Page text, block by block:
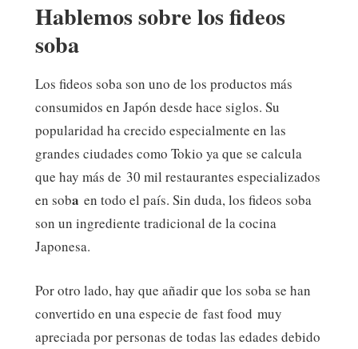
Hablemos sobre los fideos
soba
Los fideos soba son uno de los productos más
consumidos en Japón desde hace siglos. Su
popularidad ha crecido especialmente en las
grandes ciudades como Tokio ya que se calcula
que hay más de 30 mil restaurantes especializados
en soba en todo el país. Sin duda, los fideos soba
son un ingrediente tradicional de la cocina
Japonesa.
Por otro lado, hay que añadir que los soba se han
convertido en una especie de fast food muy
apreciada por personas de todas las edades debido